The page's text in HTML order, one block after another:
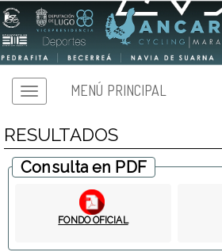
MENÚ PRINCIPAL
RESULTADOS
Consulta en PDF
FONDO OFICIAL